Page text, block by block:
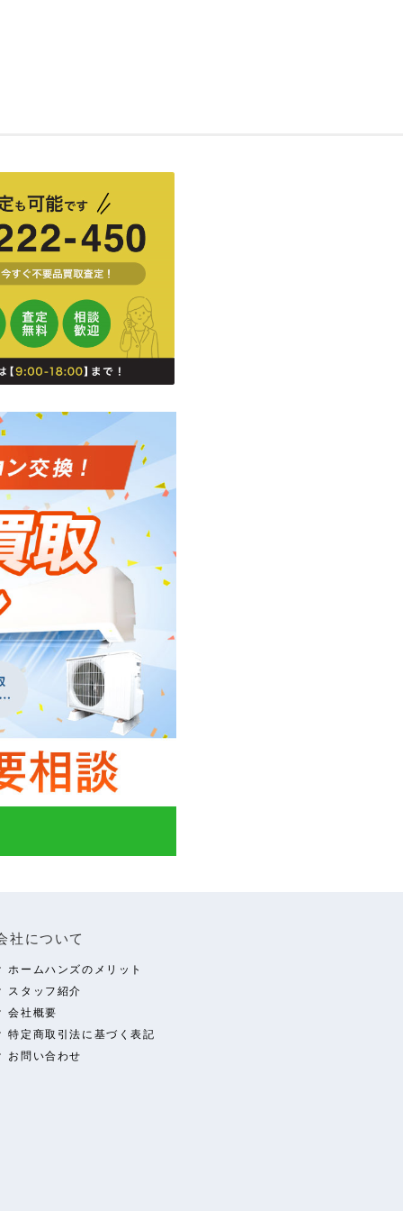
社について
ホームハンズのメリット
スタッフ紹介
会社概要
特定商取引法に基づく表記
お問い合わせ